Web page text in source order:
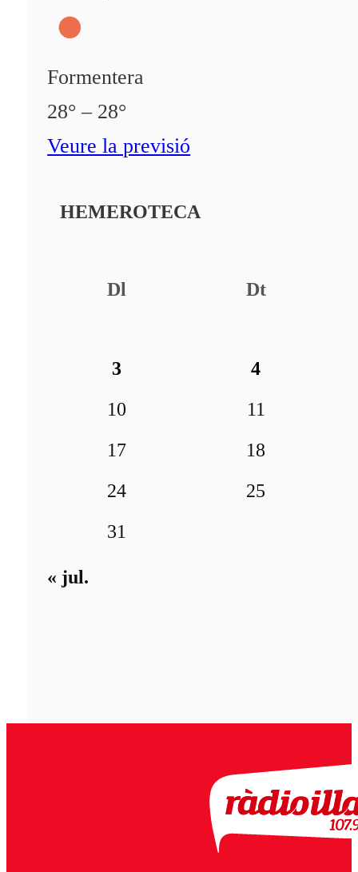
Formentera
28° – 28°
Veure la previsió
HEMEROTECA
Dl Dt
3
4
10
11
17
18
24
25
31
« jul.